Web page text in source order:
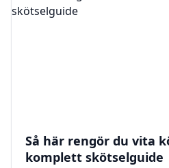
Så här rengör du vita
komplett skötselguide